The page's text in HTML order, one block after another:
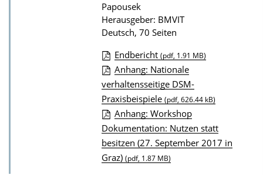
o
n
Papousek
Herausgeber: BMVIT
Deutsch, 70 Seiten
D
o
w
n
l
o
a
Endbericht (pdf, 1.91 MB)
Anhang: Nationale
verhaltensseitige DSM-
Praxisbeispiele (pdf, 626.44 kB)
Anhang: Workshop
Dokumentation: Nutzen statt
besitzen (27. September 2017 in
Graz) (pdf, 1.87 MB)